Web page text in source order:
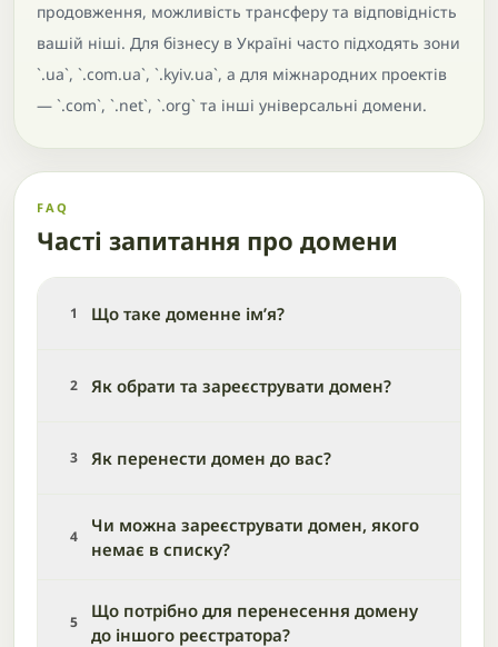
продовження, можливість трансферу та відповідність
вашій ніші. Для бізнесу в Україні часто підходять зони
`.ua`, `.com.ua`, `.kyiv.ua`, а для міжнародних проектів
— `.com`, `.net`, `.org` та інші універсальні домени.
FAQ
Часті запитання про домени
1 Що таке доменне ім’я?
2 Як обрати та зареєструвати домен?
3 Як перенести домен до вас?
4
Чи можна зареєструвати домен, якого
немає в списку?
5
Що потрібно для перенесення домену
до іншого реєстратора?